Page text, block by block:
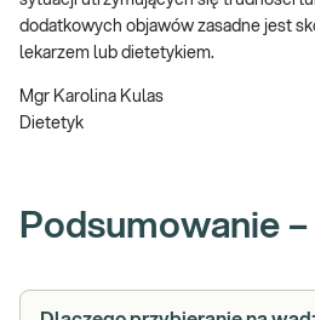
dodatkowych objawów zasadne jest
lekarzem lub dietetykiem.
Mgr Karolina Kulas
Dietetyk
Podsumowanie